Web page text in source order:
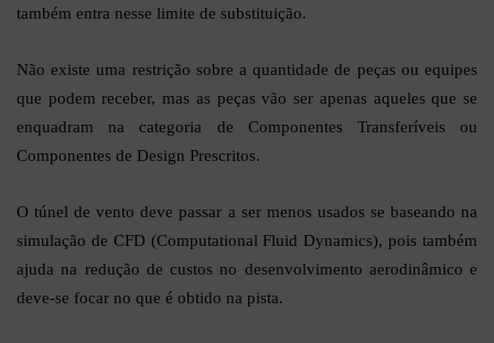
também entra nesse limite de substituição.
Não existe uma restrição sobre a quantidade de peças ou equipes
que podem receber, mas as peças vão ser apenas aqueles que se
enquadram na categoria de Componentes Transferíveis ou
Componentes de Design Prescritos.
O túnel de vento deve passar a ser menos usados se baseando na
simulação de CFD (Computational Fluid Dynamics), pois também
ajuda na redução de custos no desenvolvimento aerodinâmico e
deve-se focar no que é obtido na pista.